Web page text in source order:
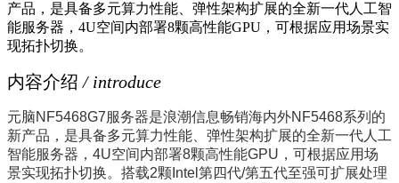
产品，是具备多元算力性能、弹性架构扩展的全新一代人工智
能服务器，4U空间内部署8颗高性能GPU，可根据应用场景实
现拓扑切换。
内容介绍 / introduce
元脑NF5468G7服务器是浪潮信息畅销海内外NF5468系列的
新产品，是具备多元算力性能、弹性架构扩展的全新一代人工
智能服务器，4U空间内部署8颗高性能GPU，可根据应用场
景实现拓扑切换。搭载2颗Intel第四代/第五代至强可扩展处理